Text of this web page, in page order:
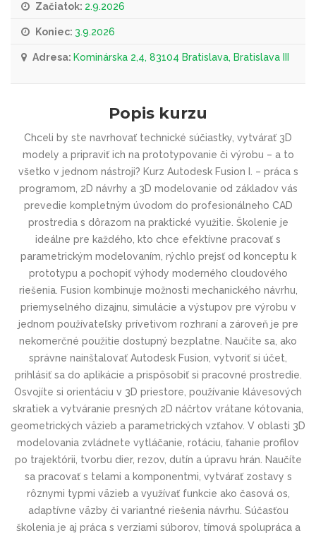
Začiatok: 2.9.2026
Koniec: 3.9.2026
Adresa: Kominárska 2,4, 83104 Bratislava, Bratislava III
Popis kurzu
Chceli by ste navrhovať technické súčiastky, vytvárať 3D
modely a pripraviť ich na prototypovanie či výrobu – a to
všetko v jednom nástroji? Kurz Autodesk Fusion I. – práca s
programom, 2D návrhy a 3D modelovanie od základov vás
prevedie kompletným úvodom do profesionálneho CAD
prostredia s dôrazom na praktické využitie. Školenie je
ideálne pre každého, kto chce efektívne pracovať s
parametrickým modelovaním, rýchlo prejsť od konceptu k
prototypu a pochopiť výhody moderného cloudového
riešenia. Fusion kombinuje možnosti mechanického návrhu,
priemyselného dizajnu, simulácie a výstupov pre výrobu v
jednom používateľsky prívetivom rozhraní a zároveň je pre
nekomerčné použitie dostupný bezplatne. Naučíte sa, ako
správne nainštalovať Autodesk Fusion, vytvoriť si účet,
prihlásiť sa do aplikácie a prispôsobiť si pracovné prostredie.
Osvojíte si orientáciu v 3D priestore, používanie klávesových
skratiek a vytváranie presných 2D náčrtov vrátane kótovania,
geometrických väzieb a parametrických vzťahov. V oblasti 3D
modelovania zvládnete vytláčanie, rotáciu, ťahanie profilov
po trajektórii, tvorbu dier, rezov, dutín a úpravu hrán. Naučíte
sa pracovať s telami a komponentmi, vytvárať zostavy s
rôznymi typmi väzieb a využívať funkcie ako časová os,
adaptívne väzby či variantné riešenia návrhu. Súčasťou
školenia je aj práca s verziami súborov, tímová spolupráca a